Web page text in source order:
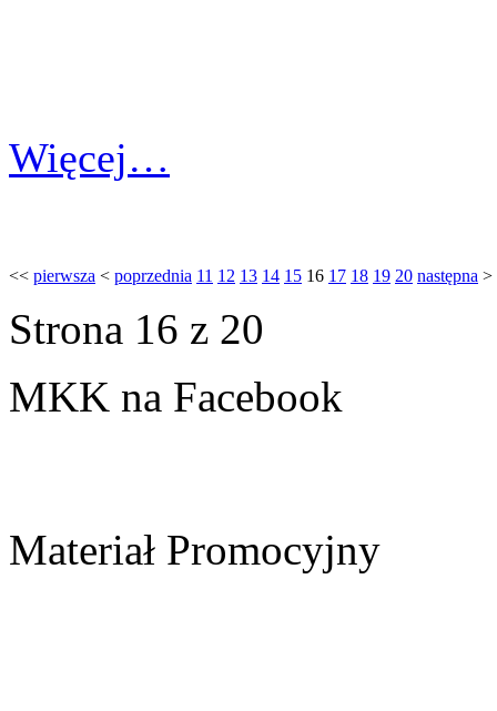
Więcej…
<< pierwsza < poprzednia 11 12 13 14 15 16 17 18 19 20 następna >
Strona 16 z 20
MKK na Facebook
Materiał Promocyjny